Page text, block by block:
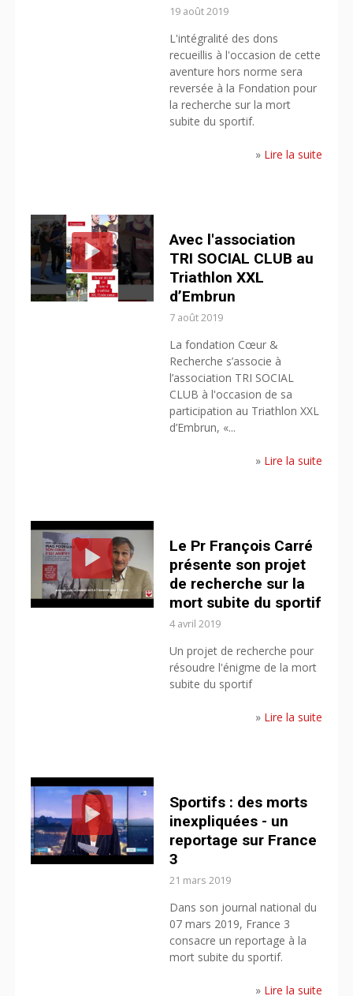
19 août 2019
L'intégralité des dons
recueillis à l'occasion de cette
aventure hors norme sera
reversée à la Fondation pour
la recherche sur la mort
subite du sportif.
» Lire la suite
Avec l'association
TRI SOCIAL CLUB au
Triathlon XXL
d’Embrun
7 août 2019
La fondation Cœur &
Recherche s’associe à
l’association TRI SOCIAL
CLUB à l'occasion de sa
participation au Triathlon XXL
d’Embrun, «...
» Lire la suite
Le Pr François Carré
présente son projet
de recherche sur la
mort subite du sportif
4 avril 2019
Un projet de recherche pour
résoudre l'énigme de la mort
subite du sportif
» Lire la suite
Sportifs : des morts
inexpliquées - un
reportage sur France
3
21 mars 2019
Dans son journal national du
07 mars 2019, France 3
consacre un reportage à la
mort subite du sportif.
» Lire la suite